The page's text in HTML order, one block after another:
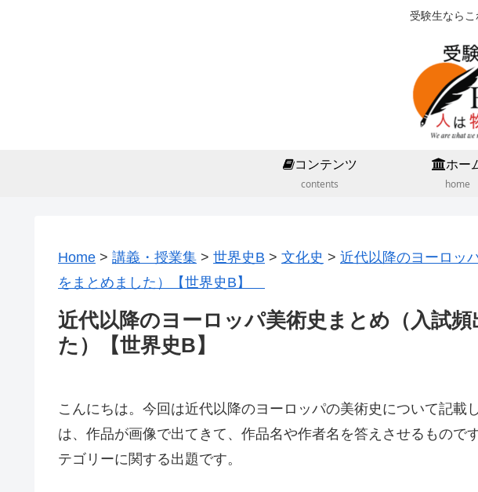
受験生なら
コンテンツ
contents
ホー
home
Home > 講義・授業集 > 世界史B > 文化史 > 近代以降のヨーロッ
をまとめました）【世界史B】
近代以降のヨーロッパ美術史まとめ（入試
た）【世界史B】
こんにちは。今回は近代以降のヨーロッパの美術史について記載
は、作品が画像で出てきて、作品名や作者名を答えさせるもので
テゴリーに関する出題です。